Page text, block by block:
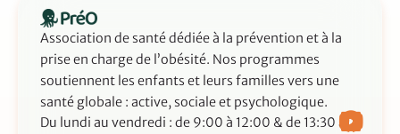
Association de santé dédiée à la prévention et à la
prise en charge de l’obésité. Nos programmes
soutiennent les enfants et leurs familles vers une
santé globale : active, sociale et psychologique.
Du lundi au vendredi : de 9:00 à 12:00 & de 13:30 à